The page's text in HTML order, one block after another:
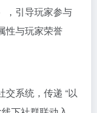
，引导玩家参与
性与玩家荣誉
系统，传递 “以